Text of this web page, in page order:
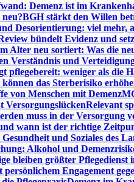
Demenz ist im
BGH stärkt den Willen
Desorientierung: viel mehr,
bündelt Evidenz und
Alter neu sortiert: Was die
Verständnis und
pflegebereit: weniger als die
das Sterberisiko
von Menschen mit Demenz
VersorgungslückenRelevant
muss in der Versorgung
wann ist der richtige
und Soziales des
Alkohol und
bleiben größter Pflegedienst
Engagement